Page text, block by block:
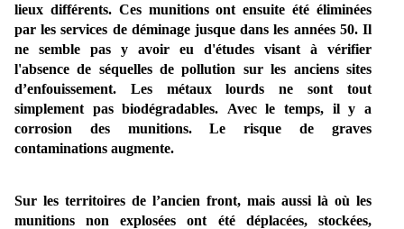
lieux différents. Ces munitions ont ensuite été éliminées
par les services de déminage jusque dans les années 50. Il
ne semble pas y avoir eu d'études visant à vérifier
l'absence de séquelles de pollution sur les anciens sites
d’enfouissement. Les métaux lourds ne sont tout
simplement pas biodégradables. Avec le temps, il y a
corrosion des munitions. Le risque de graves
contaminations augmente.
Sur les territoires de l’ancien front, mais aussi là où les
munitions non explosées ont été déplacées, stockées,